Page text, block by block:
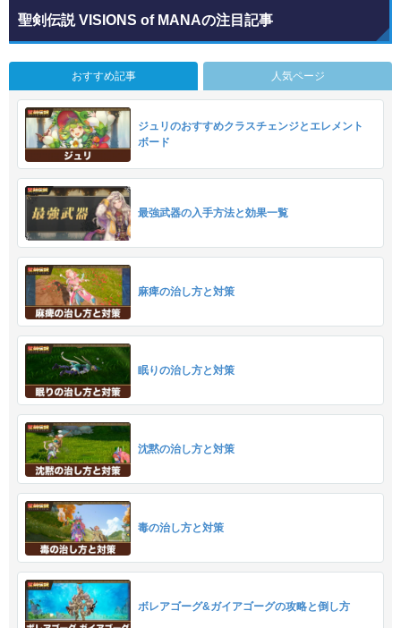
聖剣伝説 VISIONS of MANAの注目記事
おすすめ記事 人気ページ
ジュリのおすすめクラスチェンジとエレメント
ボード
最強武器の入手方法と効果一覧
麻痺の治し方と対策
眠りの治し方と対策
沈黙の治し方と対策
毒の治し方と対策
ボレアゴーグ&ガイアゴーグの攻略と倒し方